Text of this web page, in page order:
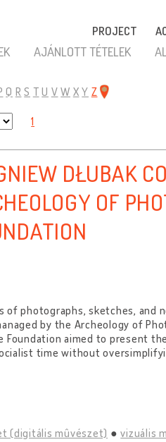
PROJECT
AJÁNLOTT TÉTELEK
Q R S T U V W X Y Z
1
DŁUBAK
OF
of photographs, sketches,
by the Archeology of
Foundation aimed to present
time without
(digitális mûvészet)
vizuális